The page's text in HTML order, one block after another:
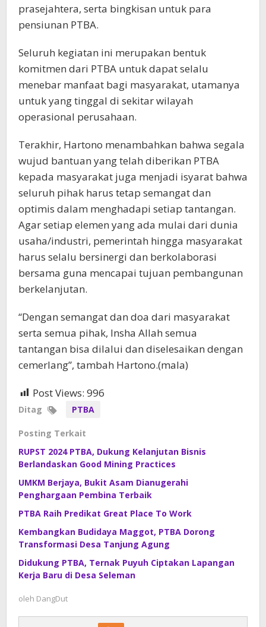
prasejahtera, serta bingkisan untuk para
pensiunan PTBA.
Seluruh kegiatan ini merupakan bentuk
komitmen dari PTBA untuk dapat selalu
menebar manfaat bagi masyarakat, utamanya
untuk yang tinggal di sekitar wilayah
operasional perusahaan.
Terakhir, Hartono menambahkan bahwa segala
wujud bantuan yang telah diberikan PTBA
kepada masyarakat juga menjadi isyarat bahwa
seluruh pihak harus tetap semangat dan
optimis dalam menghadapi setiap tantangan.
Agar setiap elemen yang ada mulai dari dunia
usaha/industri, pemerintah hingga masyarakat
harus selalu bersinergi dan berkolaborasi
bersama guna mencapai tujuan pembangunan
berkelanjutan.
“Dengan semangat dan doa dari masyarakat
serta semua pihak, Insha Allah semua
tantangan bisa dilalui dan diselesaikan dengan
cemerlang”, tambah Hartono.(mala)
Post Views: 996
Ditag PTBA
Posting Terkait
RUPST 2024 PTBA, Dukung Kelanjutan Bisnis
Berlandaskan Good Mining Practices
UMKM Berjaya, Bukit Asam Dianugerahi
Penghargaan Pembina Terbaik
PTBA Raih Predikat Great Place To Work
Kembangkan Budidaya Maggot, PTBA Dorong
Transformasi Desa Tanjung Agung
Didukung PTBA, Ternak Puyuh Ciptakan Lapangan
Kerja Baru di Desa Seleman
oleh DangDut